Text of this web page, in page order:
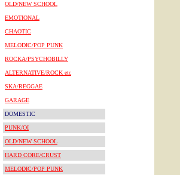
OLD/NEW SCHOOL
EMOTIONAL
CHAOTIC
MELODIC/POP PUNK
ROCKA/PSYCHOBILLY
ALTERNATIVE/ROCK etc
SKA/REGGAE
GARAGE
DOMESTIC
PUNK/OI
OLD/NEW SCHOOL
HARD CORE/CRUST
MELODIC/POP PUNK